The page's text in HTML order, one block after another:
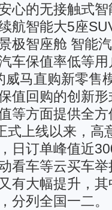
心的无接触式
航智能大5座
极智座舱 智能
车保值率低等
威马直购新零售
值回购的创新
等方面提供全
式上线以来，高
日订单峰值近
看车等云买车
有大幅提升，
分列全国一二